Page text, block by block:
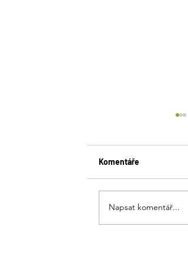
PRODEJ
KŮRY
Komentáře
Napsat komentář...